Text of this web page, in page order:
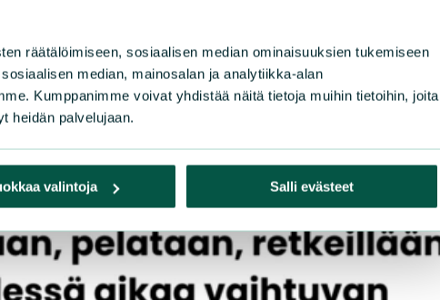
räätälöimiseen, sosiaalisen median ominaisuuksien tukemiseen
median, mainosalan ja analytiikka-alan
Kumppanimme voivat yhdistää näitä tietoja muihin tietoihin, joita
heidän palvelujaan.
valintoja Salli evästeet